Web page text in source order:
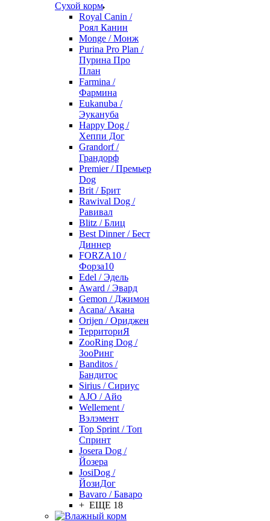
Сухой корм
Royal Canin /
Роял Канин
Monge / Монж
Purina Pro Plan /
Пурина Про
План
Farmina /
Фармина
Eukanuba /
Эукануба
Happy Dog /
Хеппи Дог
Grandorf /
Грандорф
Premier / Премьер
Dog
Brit / Брит
Rawival Dog /
Равивал
Blitz / Блиц
Best Dinner / Бест
Диннер
FORZA10 /
Форза10
Edel / Эдель
Award / Эвард
Gemon / Джимон
Acana/ Акана
Orijen / Ориджен
ТерриториЯ
ZooRing Dog /
ЗооРинг
Banditos /
Бандитос
Sirius / Сириус
AJO / Айо
Wellement /
Вэлэмент
Top Sprint / Топ
Спринт
Josera Dog /
Йозера
JosiDog /
ЙозиДог
Bavaro / Баваро
+ ЕЩЕ 18